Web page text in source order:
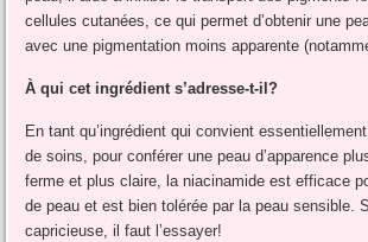
cellules cutanées, ce qui permet d’obtenir une
avec une pigmentation moins apparente
À qui cet ingrédient s’adresse-t-il?
En tant qu’ingrédient qui convient
de soins, pour conférer une peau d’apparence
ferme et plus claire, la niacinamide est efficace
de peau et est bien tolérée par la peau sensible.
capricieuse, il faut l’essayer!